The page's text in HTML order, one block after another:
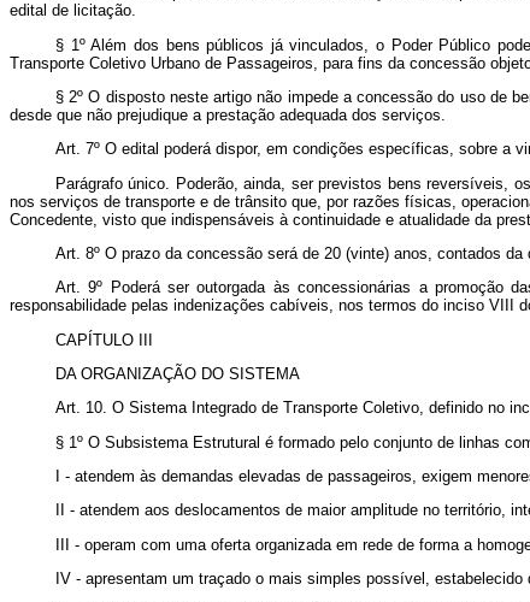
edital de licitação.
§ 1º Além dos bens públicos já vinculados, o Poder Público
Transporte Coletivo Urbano de Passageiros, para fins da concessão
§ 2º O disposto neste artigo não impede a concessão do uso de
desde que não prejudique a prestação adequada dos serviços.
Art. 7º O edital poderá dispor, em condições específicas, sobre a
Parágrafo único. Poderão, ainda, ser previstos bens reversíveis,
nos serviços de transporte e de trânsito que, por razões físicas,
Concedente, visto que indispensáveis à continuidade e atualidade da
Art. 8º O prazo da concessão será de 20 (vinte) anos, contados
Art. 9º Poderá ser outorgada às concessionárias a promoção
responsabilidade pelas indenizações cabíveis, nos termos do inciso VIII
CAPÍTULO III
DA ORGANIZAÇÃO DO SISTEMA
Art. 10. O Sistema Integrado de Transporte Coletivo, definido no
§ 1º O Subsistema Estrutural é formado pelo conjunto de linhas
I - atendem às demandas elevadas de passageiros, exigem
II - atendem aos deslocamentos de maior amplitude no território,
III - operam com uma oferta organizada em rede de forma a
IV - apresentam um traçado o mais simples possível,